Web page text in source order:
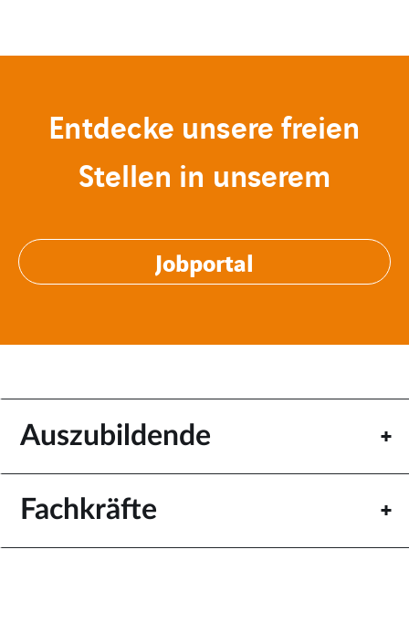
Entdecke unsere freien
Stellen in unserem
Jobportal
Auszubildende
Fachkräfte